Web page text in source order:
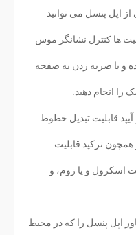
اپل پنسل می توانید
ها کنترل نشانگر موس
و با ضربه زدن به صفحه
را انجام دهید.
آیپد قابلیت تبدیل خطوط
ترکپد قابلیت
اسکرول و یا زوم، و
اپل پنسل را که در محیط